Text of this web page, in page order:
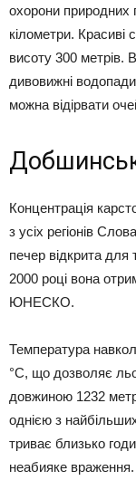
охорони природних
кілометри. Красиві
висоту 300 метрів.
дивовижні
можна відірвати
Концентрація
з усіх регіонів
печер відкрита
2000 році вона
ЮНЕСКО.
Температура
°С, що дозволяє
довжиною 1232
однією з
триває близько
неабияке враження.